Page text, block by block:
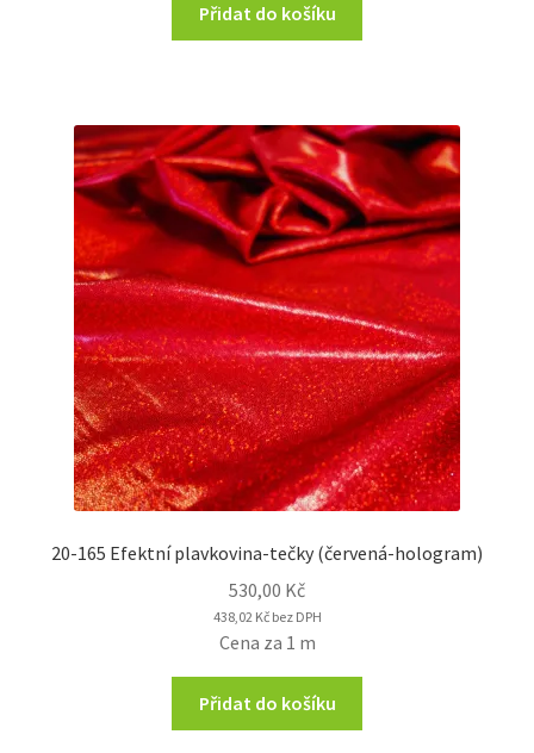
Přidat do košíku
20-165 Efektní plavkovina-tečky (červená-hologram)
530,00 Kč
438,02 Kčbez DPH
Cena za 1 m
Přidat do košíku